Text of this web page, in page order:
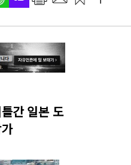
간 일본 도